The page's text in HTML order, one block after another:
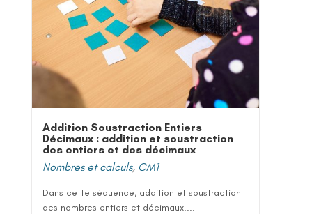
Addition Soustraction Entiers
Décimaux : addition et soustraction
des entiers et des décimaux
Nombres et calculs, CM1
Dans cette séquence, addition et soustraction
des nombres entiers et décimaux....